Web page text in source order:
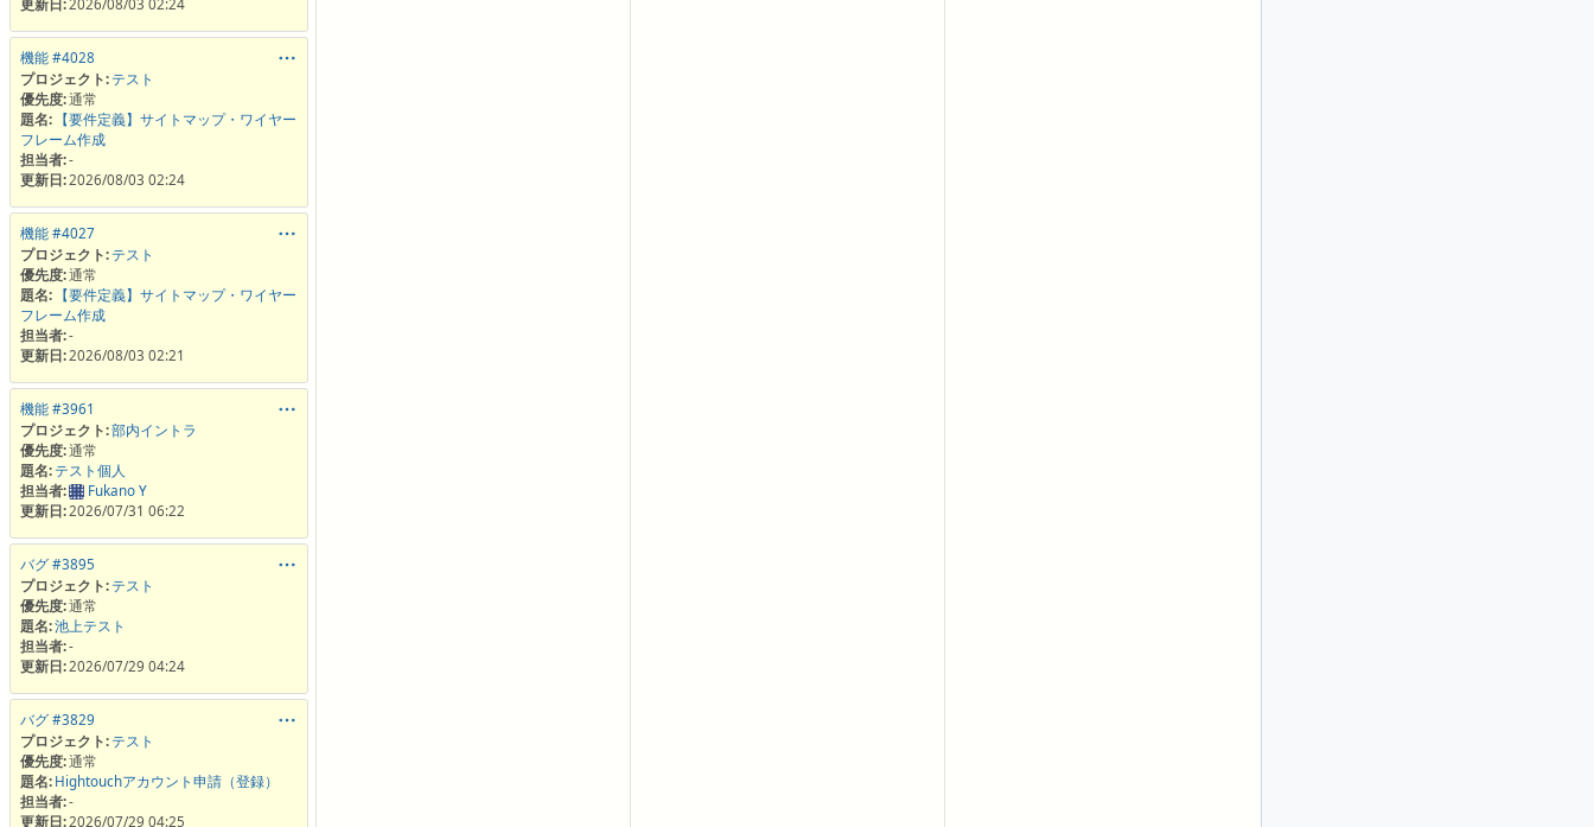
機能 #4028
プロジェクト:テスト
優先度:通常
題名: 【要件定義】サイトマップ・ワイヤー
フレーム作成
担当者:-
更新日:2026/08/03 02:24
機能 #4027
プロジェクト:テスト
優先度:通常
題名: 【要件定義】サイトマップ・ワイヤー
フレーム作成
担当者:-
更新日:2026/08/03 02:21
機能 #3961
プロジェクト:部内イントラ
優先度:通常
題名:テスト個人
担当者:
Fukano Y
更新日:2026/07/31 06:22
バグ #3895
プロジェクト:テスト
優先度:通常
題名:池上テスト
担当者:-
更新日:2026/07/29 04:24
バグ #3829
プロジェクト:テスト
優先度:通常
題名:Hightouchアカウント申請（登録）
担当者:-
更新日:2026/07/29 04:25